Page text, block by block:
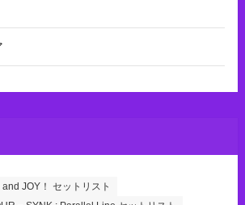
JOY！ セットリスト